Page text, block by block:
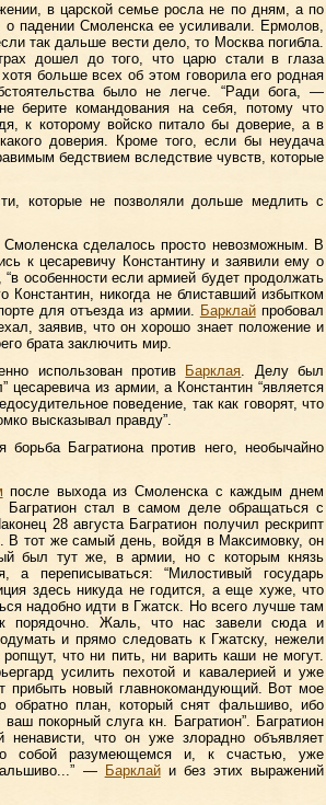
в царской семье росла не по дням, а по
падении Смоленска ее усиливали. Ермолов,
так дальше вести дело, то Москва погибла.
дошел до того, что царю стали в глаза
больше всех об этом говорила его родная
было не легче. “Ради бога, —
берите командования на себя, потому что
к которому войско питало бы доверие, а в
доверия. Кроме того, если бы неудача
бедствием вследствие чувств, которые
которые не позволяли дольше медлить с
сделалось просто невозможным. В
к цесаревичу Константину и заявили ему о
особенности если армией будет продолжать
никогда не блиставший избытком
для отъезда из армии. Барклайпробовал
заявив, что он хорошо знает положение и
брата заключить мир.
использован против
Барклая. Делу был
цесаревича из армии, а Константин “является
поведение, так как говорят, что
высказывал правду”.
борьба Багратиона против него, необычайно
после выхода из Смоленска с каждым днем
Багратион стал в самом деле обращаться с
28 августа Багратион получил рескрипт
. В тот же самый день, войдя в Максимовку, он
был тут же, в армии, но с которым князь
а переписываться: “Милостивый государь
здесь никуда не годится, а еще хуже, что
надобно идти в Гжатск. Но всего лучше там
порядочно. Жаль, что нас завели сюда и
и прямо следовать к Гжатску, нежели
что ни пить, ни варить каши не могут.
усилить пехотой и кавалерией и уже
прибыть новый главнокомандующий. Вот мое
обратно план, который снят фальшиво, ибо
покорный слуга кн. Багратион”. Багратион
что он уже злорадно объявляет
собой разумеющемся и, к счастью, уже
—
Барклайи без этих выражений